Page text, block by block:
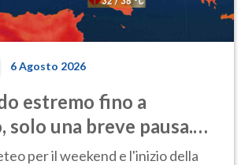
6 Agosto 2026
estremo fino a
solo una breve pausa.
per il weekend e l'inizio della